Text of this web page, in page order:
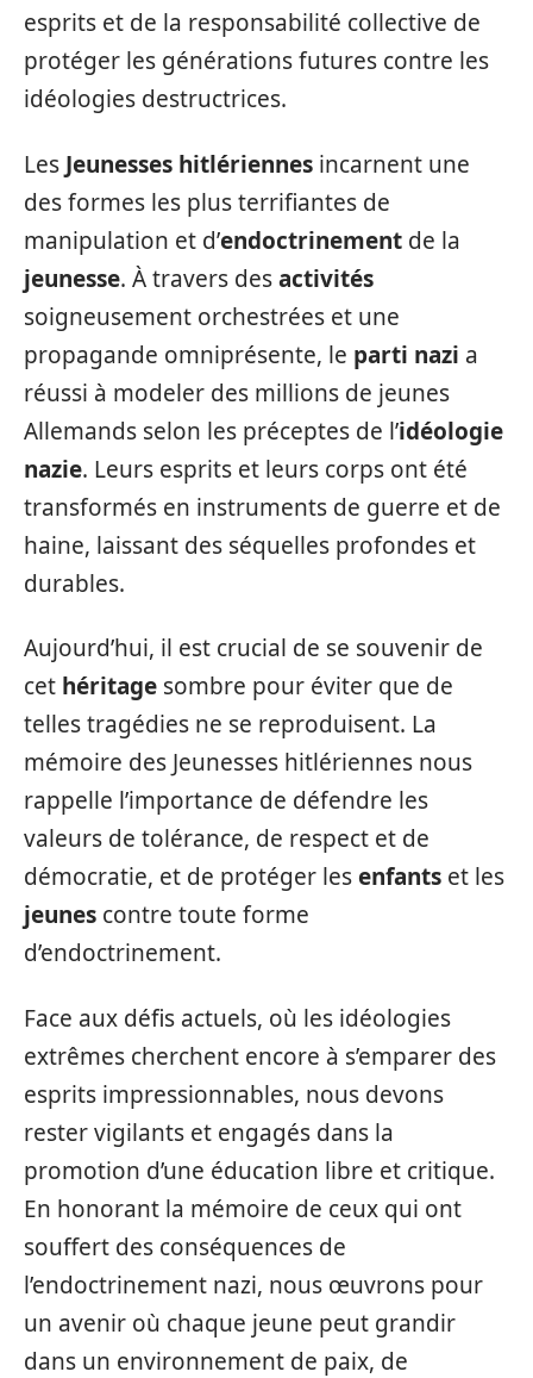
esprits et de la responsabilité collective de
protéger les générations futures contre les
idéologies destructrices.
Les Jeunesses hitlériennes incarnent une
des formes les plus terrifiantes de
manipulation et d’endoctrinement de la
jeunesse. À travers desactivités
soigneusement orchestrées et une
propagande omniprésente, le parti nazi a
réussi à modeler des millions de jeunes
Allemands selon les préceptes de l’idéologie
nazie. Leurs esprits et leurs corps ont été
transformés en instruments de guerre et de
haine, laissant des séquelles profondes et
durables.
Aujourd’hui, il est crucial de se souvenir de
cet héritage sombre pour éviter que de
telles tragédies ne se reproduisent. La
mémoire des Jeunesses hitlériennes nous
rappelle l’importance de défendre les
valeurs de tolérance, de respect et de
démocratie, et de protéger lesenfants et les
jeunes contre toute forme
d’endoctrinement.
Face aux défis actuels, où les idéologies
extrêmes cherchent encore à s’emparer des
esprits impressionnables, nous devons
rester vigilants et engagés dans la
promotion d’une éducation libre et critique.
En honorant la mémoire de ceux qui ont
souffert des conséquences de
l’endoctrinement nazi, nous œuvrons pour
un avenir où chaque jeune peut grandir
dans un environnement de paix, de